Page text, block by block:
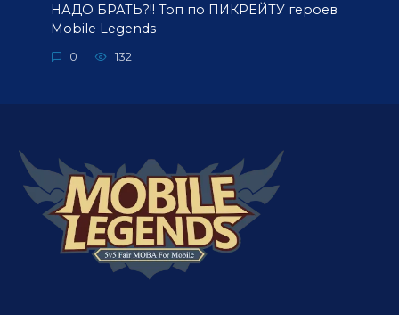
НАДО БРАТЬ?!! Топ по ПИКРЕЙТУ героев
Mobile Legends
0 132